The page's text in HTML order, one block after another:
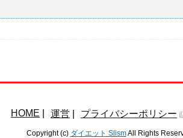
HOME 運営 プライバシーポリシー
Copyright (c) ダイエット SlismAll Rights